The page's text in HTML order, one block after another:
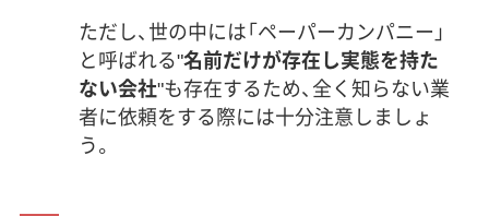
ただし、世の中には「ペーパーカンパニー」
と呼ばれる"名前だけが存在し実態を持た
ない会社"も存在するため、全く知らない業
者に依頼をする際には十分注意しましょ
う。